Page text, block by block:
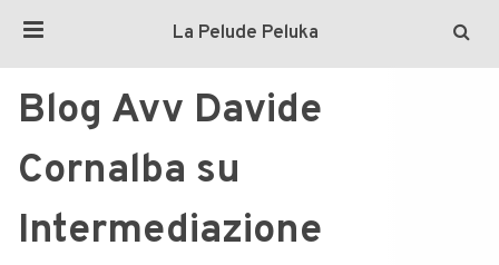
La Pelude Peluka
Blog Avv Davide
Cornalba su
Intermediazione